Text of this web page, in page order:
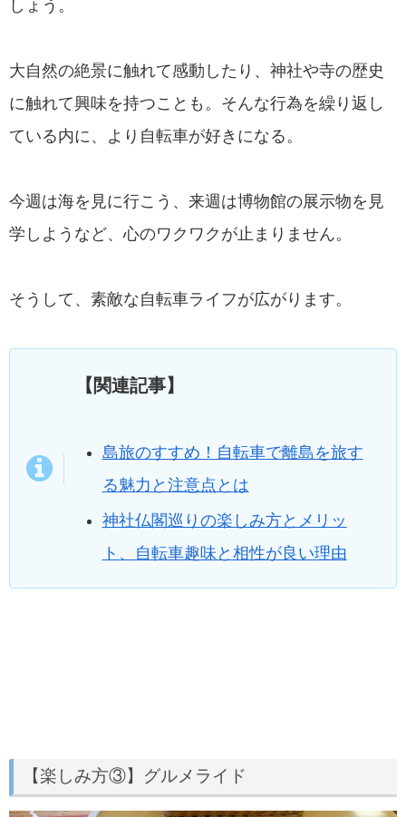
しょう。
大自然の絶景に触れて感動したり、神社や寺の歴史
に触れて興味を持つことも。そんな行為を繰り返し
ている内に、より自転車が好きになる。
今週は海を見に行こう、来週は博物館の展示物を見
学しようなど、心のワクワクが止まりません。
そうして、素敵な自転車ライフが広がります。
【関連記事】
島旅のすすめ！自転車で離島を旅す
る魅力と注意点とは
神社仏閣巡りの楽しみ方とメリッ
ト、自転車趣味と相性が良い理由
【楽しみ方③】グルメライド